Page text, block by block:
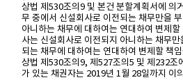
상법 제530조의9 및 본건 분할계획서에 의
무 중에서 신설회사로 이전되는 채무만을
아니하는 채무에 대하여는 연대하여 변제
사는 신설회사로 이전되지 아니하는 채무
되는 채무에 대하여는 연대하여 변제할 책
상법 제530조의9, 제527조의5 및 제232조
가 있는 채권자는 2019년 1월 28일까지 이